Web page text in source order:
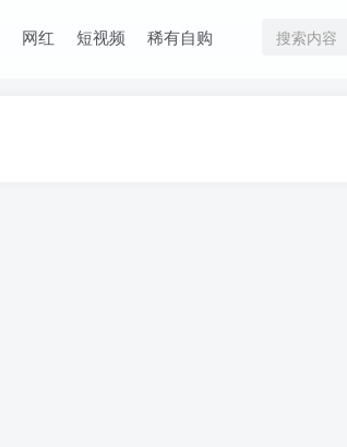
网红 短视频 稀有自购